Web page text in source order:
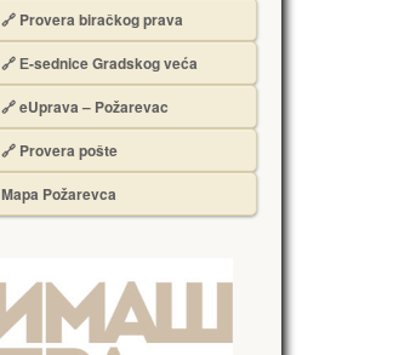
🔗 Provera biračkog prava
🔗 Е-sednice Gradskog veća
🔗 eUprava – Požarevac
🔗 Provera pošte
Mapa Požarevca